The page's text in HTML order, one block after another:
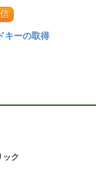
キーの取得
ック